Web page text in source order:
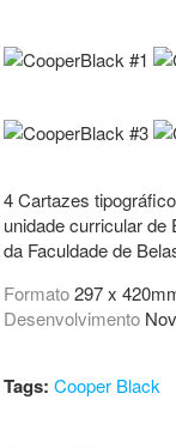
4 Cartazes
unidade curricular
da Faculdade de
Formato297 x
Desenvolvimento
Tags: Cooper Black